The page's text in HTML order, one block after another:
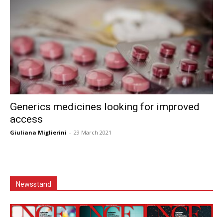
Generics medicines looking for improved
access
Giuliana Miglierini - 29 March 2021
Newsstand